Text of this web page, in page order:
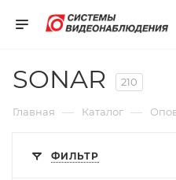
SONAR 210
Главная — Каталог —
ФИЛЬТР